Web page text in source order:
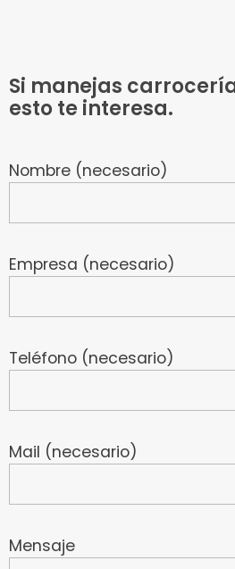
Si manejas
esto te interesa.
Nombre (necesario)
Empresa (necesario)
Teléfono (necesario)
Mail (necesario)
Mensaje